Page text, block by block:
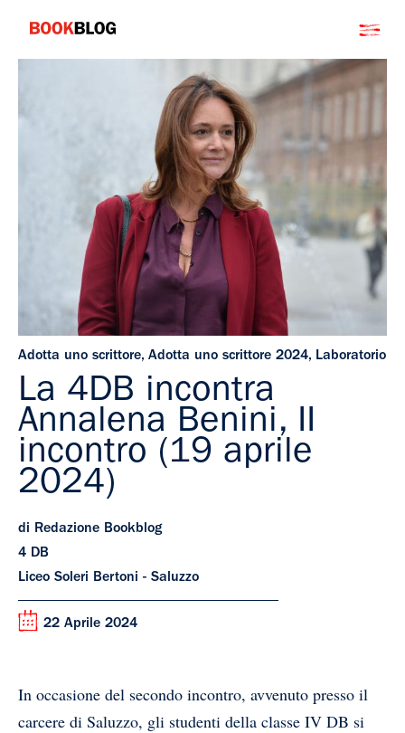
contenuto
Bookblog
Adotta uno scrittore, Adotta uno scrittore 2024, Laboratorio
La 4DB incontra
Annalena Benini, II
incontro (19 aprile
2024)
di Redazione Bookblog
4 DB
Liceo Soleri Bertoni - Saluzzo
22 Aprile 2024
In occasione del secondo incontro, avvenuto presso il
carcere di Saluzzo, gli studenti della classe IV DB si